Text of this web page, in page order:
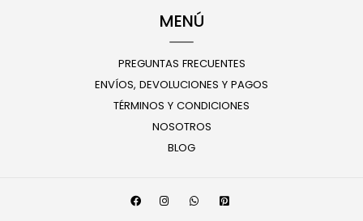
MENÚ
PREGUNTAS FRECUENTES
ENVÍOS, DEVOLUCIONES Y PAGOS
TÉRMINOS Y CONDICIONES
NOSOTROS
BLOG